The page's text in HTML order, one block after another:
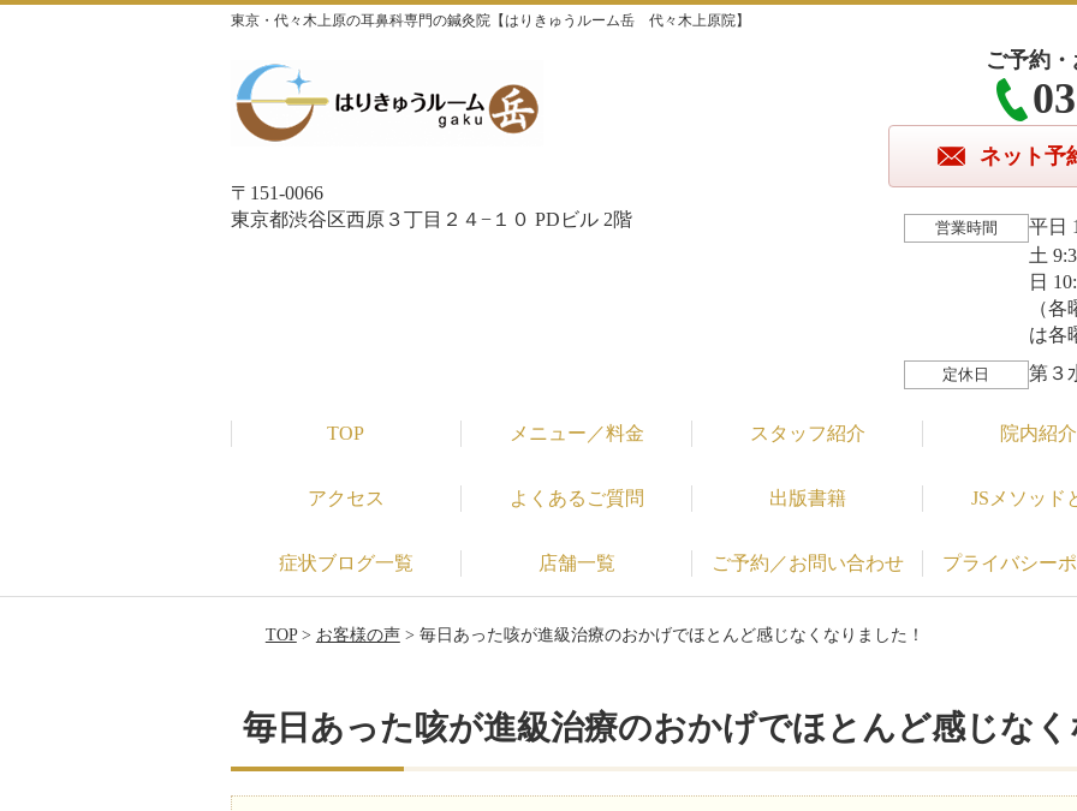
東京・代々木上原の耳鼻科専門の鍼灸院【はりきゅうルーム岳 代々木上原院】
〒151-0066
東京都渋谷区西原３丁目２４−１０ PDビル 2階
ご予約
ネット予
営業時間
平日
土
日
（
は各
定休日 第３
TOP メニュー／料金 スタッフ紹介 院内紹介
アクセス よくあるご質問 出版書籍 JSメソッド
症状ブログ一覧 店舗一覧 ご予約／お問い合わせ プライバシー
TOP> お客様の声> 毎日あった咳が進級治療のおかげでほとんど感じなくなりました！
毎日あった咳が進級治療のおかげでほとんど感じな